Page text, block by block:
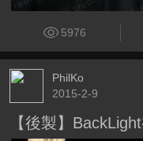
5976
PhilKo
2015-2-9
【後製】